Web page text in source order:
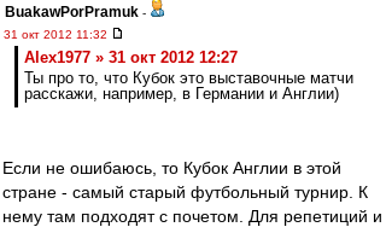
BuakawPorPramuk -
31 окт 2012 11:32
Alex1977 » 31 окт 2012 12:27
Ты про то, что Кубок это выставочные матчи
расскажи, например, в Германии и Англии)
Если не ошибаюсь, то Кубок Англии в этой
стране - самый старый футбольный турнир. К
нему там подходят с почетом. Для репетиций и